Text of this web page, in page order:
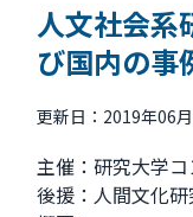
人文社会系
び国内の事
更新日：2019年06
主催：研究大学
後援：人間文化研